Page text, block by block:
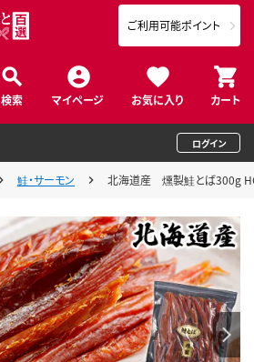
検索 マイページ お気に入り カート
ご利用可能ポイント
ログイン
鮭・サーモン 北海道産 燻製鮭とば300g